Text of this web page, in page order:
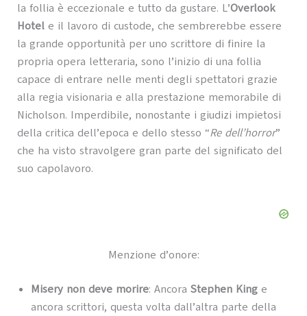
la follia è eccezionale e tutto da gustare. L’Overlook
Hotele il lavoro di custode, che sembrerebbe essere
la grande opportunità per uno scrittore di finire la
propria opera letteraria, sono l’inizio di una follia
capace di entrare nelle menti degli spettatori grazie
alla regia visionaria e alla prestazione memorabile di
Nicholson. Imperdibile, nonostante i giudizi impietosi
della critica dell’epoca e dello stesso “Re dell’horror”
che ha visto stravolgere gran parte del significato del
suo capolavoro.
Menzione d’onore:
Misery non deve morire: Ancora Stephen King e
ancora scrittori, questa volta dall’altra parte della